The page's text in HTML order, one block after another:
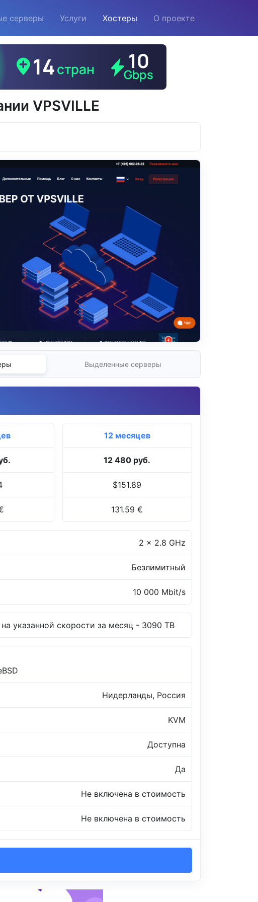
серверы Услуги Хостеры О проекте
VPSVILLE
Выделенные серверы
12 месяцев
12 480 руб.
$151.89
131.59 €
2 x 2.8 GHz
Безлимитный
10 000 Mbit/s
указанной скорости за месяц - 3090 TB
Нидерланды, Россия
KVM
Доступна
Да
Не включена в стоимость
Не включена в стоимость